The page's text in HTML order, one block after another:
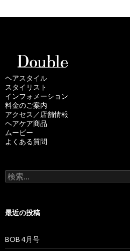
ヘアスタイル
スタイリスト
インフォメーション
料金のご案内
アクセス／店舗情報
ヘアケア商品
ムービー
よくある質問
検
索
最近の投稿
BOB 4月号